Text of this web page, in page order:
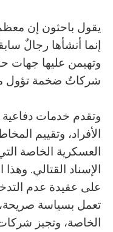
يقول باحثون إن
إنما أنشأها رجالٌ
وتهيمن عليها جهات
شركاتٌ ضخمة تؤول
وتقدم خدمات دفاعية
الأفراد، وتقييم
العسكرية الخاصة
الإسناد القتالي.
على عقيدة عدم
تعمل بسياسة
الخاصة، وتجيز